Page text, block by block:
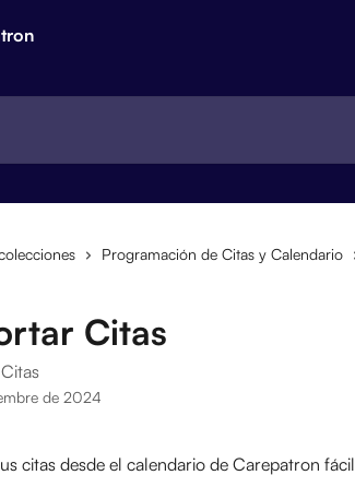
Programación de Citas y Calendario
Citas
de 2024
citas desde el calendario de Carepatron